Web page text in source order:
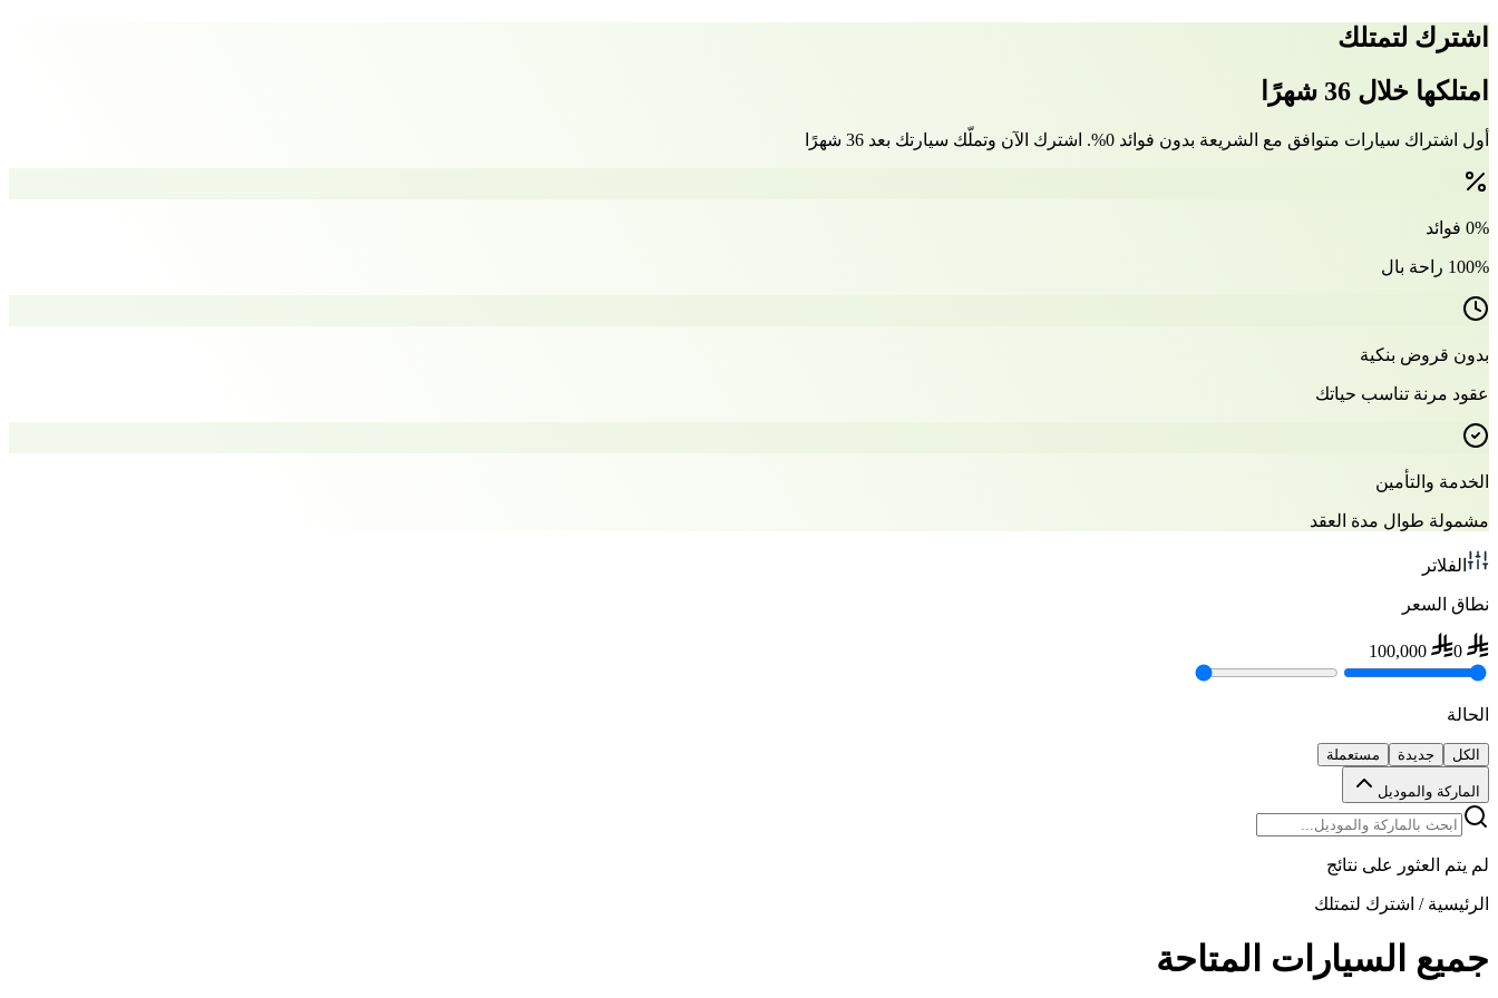
اشترك لتمتلك
امتلكها خلال 36 شهرًا
أول اشتراك سيارات متوافق مع الشريعة بدون فوائد 0%. اشترك الآن وتملّك سيارتك بعد 36 شهرًا
0% فوائد
100% راحة بال
بدون قروض بنكية
عقود مرنة تناسب حياتك
الخدمة والتأمين
مشمولة طوال مدة العقد
الفلاتر
نطاق السعر
0
100,000
الحالة
الكل جديدة مستعملة
الماركة والموديل
لم يتم العثور على نتائج
الرئيسية / اشترك لتمتلك
جميع السيارات المتاحة